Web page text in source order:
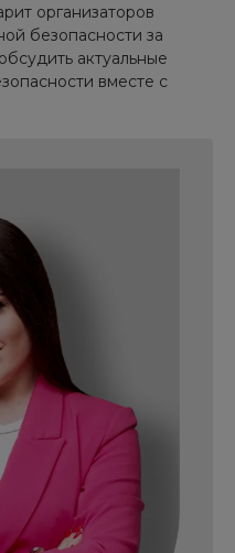
организаторов
безопасности за
актуальные
вместе с